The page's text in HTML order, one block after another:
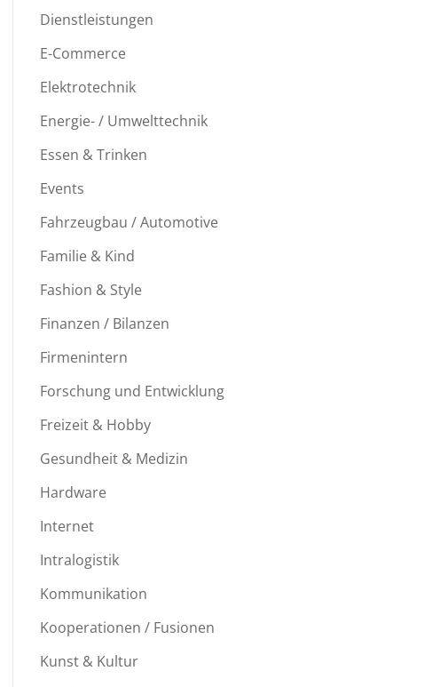
Dienstleistungen
E-Commerce
Elektrotechnik
Energie- / Umwelttechnik
Essen & Trinken
Events
Fahrzeugbau / Automotive
Familie & Kind
Fashion & Style
Finanzen / Bilanzen
Firmenintern
Forschung und Entwicklung
Freizeit & Hobby
Gesundheit & Medizin
Hardware
Internet
Intralogistik
Kommunikation
Kooperationen / Fusionen
Kunst & Kultur